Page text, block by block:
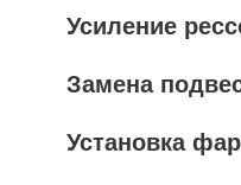
Усиление
Замена
Установка